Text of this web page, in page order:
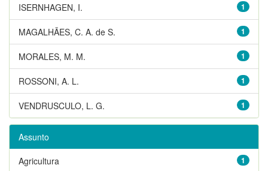
1
ISERNHAGEN, I.
1
MAGALHÃES, C. A. de S.
1
MORALES, M. M.
1
ROSSONI, A. L.
1
VENDRUSCULO, L. G.
Assunto
1
Agricultura